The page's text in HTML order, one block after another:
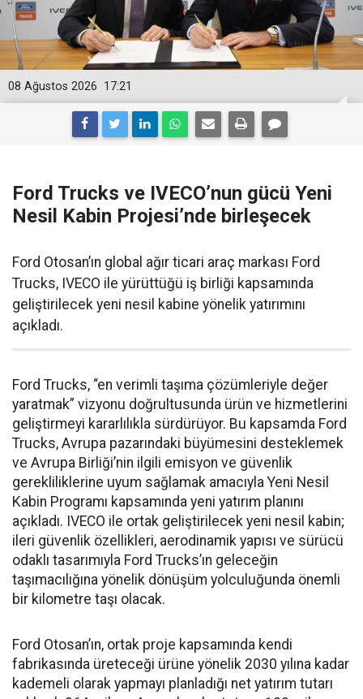
17:21
08 Ağustos 2026
Ford Trucks ve IVECO’nun gücü Yeni
Nesil Kabin Projesi’nde birleşecek
Ford Otosan’ın global ağır ticari araç markası Ford
Trucks, IVECO ile yürüttüğü iş birliği kapsamında
geliştirilecek yeni nesil kabine yönelik yatırımını
açıkladı.
Ford Trucks, “en verimli taşıma çözümleriyle değer
yaratmak” vizyonu doğrultusunda ürün ve hizmetlerini
geliştirmeyi kararlılıkla sürdürüyor. Bu kapsamda Ford
Trucks, Avrupa pazarındaki büyümesini desteklemek
ve Avrupa Birliği’nin ilgili emisyon ve güvenlik
gerekliliklerine uyum sağlamak amacıyla Yeni Nesil
Kabin Programı kapsamında yeni yatırım planını
açıkladı. IVECO ile ortak geliştirilecek yeni nesil kabin;
ileri güvenlik özellikleri, aerodinamik yapısı ve sürücü
odaklı tasarımıyla Ford Trucks’ın geleceğin
taşımacılığına yönelik dönüşüm yolculuğunda önemli
bir kilometre taşı olacak.
Ford Otosan’ın, ortak proje kapsamında kendi
fabrikasında üreteceği ürüne yönelik 2030 yılına kadar
kademeli olarak yapmayı planladığı net yatırım tutarı